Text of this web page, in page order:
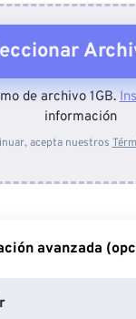
Desde el
Google
OneDrive
de archivo 1GB.
información
acepta nuestros
avanzada